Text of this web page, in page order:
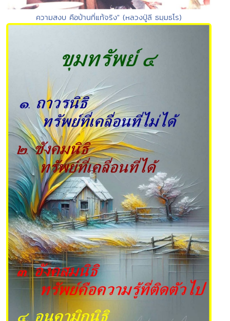
ความสงบ คือบ้านที่แท้จริง" (หลวงปู่ลี ธมฺมธโร)